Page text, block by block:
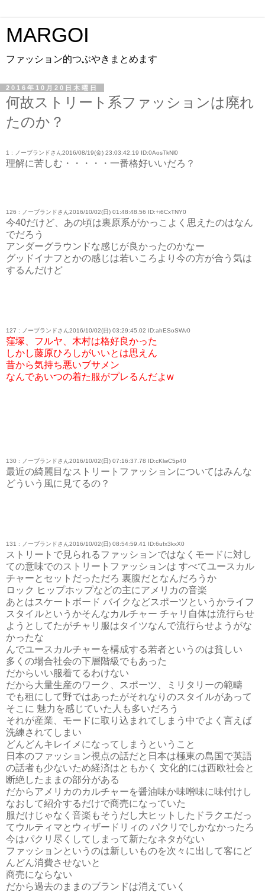
MARGOI
ファッション的つぶやきまとめます
2016年10月20日木曜日
何故ストリート系ファッションは廃れ
たのか？
1 : ノーブランドさん2016/08/19(金) 23:03:42.19 ID:0AosTkNl0
理解に苦しむ・・・・・一番格好いいだろ？
126 : ノーブランドさん2016/10/02(日) 01:48:48.56 ID:+i6CxTNY0
今40だけど、あの頃は裏原系がかっこよく思えたのはなん
でだろう
アンダーグラウンドな感じが良かったのかなー
グッドイナフとかの感じは若いころより今の方が合う気は
するんだけど
127 : ノーブランドさん2016/10/02(日) 03:29:45.02 ID:ahESoSWv0
窪塚、フルヤ、木村は格好良かった
しかし藤原ひろしがいいとは思えん
昔から気持ち悪いブサメン
なんであいつの着た服がプレるんだよw
130 : ノーブランドさん2016/10/02(日) 07:16:37.78 ID:cKlwC5p40
最近の綺麗目なストリートファッションについてはみんな
どういう風に見てるの？
131 : ノーブランドさん2016/10/02(日) 08:54:59.41 ID:6ufx3kxX0
ストリートで見られるファッションではなくモードに対し
ての意味でのストリートファッションは すべてユースカル
チャーとセットだっただろ 裏腹だとなんだろうか
ロック ヒップホップなどの主にアメリカの音楽
あとはスケートボード バイクなどスポーツというかライフ
スタイルというかそんなカルチャー チャリ自体は流行らせ
ようとしてたがチャリ服はタイツなんで流行らせようがな
かったな
んでユースカルチャーを構成する若者というのは貧しい
多くの場合社会の下層階級でもあった
だからいい服着てるわけない
だから大量生産のワーク、スポーツ、ミリタリーの範疇
でも租にして野ではあったがそれなりのスタイルがあって
そこに 魅力を感じていた人も多いだろう
それが産業、モードに取り込まれてしまう中でよく言えば
洗練されてしまい
どんどんキレイメになってしまうということ
日本のファッション視点の話だと日本は極東の島国で英語
の話者も少ないため経済はともかく 文化的には西欧社会と
断絶したままの部分がある
だからアメリカのカルチャーを醤油味か味噌味に味付けし
なおして紹介するだけで商売になっていた
服だけじゃなく音楽もそうだし大ヒットしたドラクエだっ
てウルティマとウィザードリィの パクリでしかなかったろ
今はパクリ尽くしてしまって新たなネタがない
ファッションというのは新しいものを次々に出して客にど
んどん消費させないと
商売にならない
だから過去のままのブランドは消えていく